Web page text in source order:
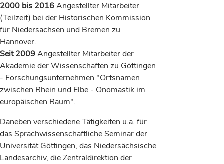
2000 bis 2016Angestellter Mitarbeiter
(Teilzeit) bei der Historischen Kommission
für Niedersachsen und Bremen zu
Hannover.
Seit 2009Angestellter Mitarbeiter der
Akademie der Wissenschaften zu Göttingen
- Forschungsunternehmen "Ortsnamen
zwischen Rhein und Elbe - Onomastik im
europäischen Raum".
Daneben verschiedene Tätigkeiten u.a. für
das Sprachwissenschaftliche Seminar der
Universität Göttingen, das Niedersächsische
Landesarchiv, die Zentraldirektion der